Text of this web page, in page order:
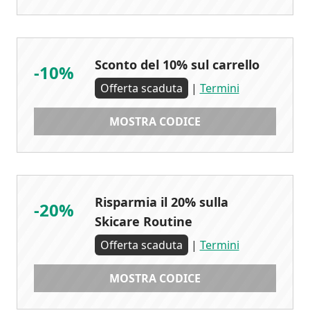
-10% Sconto del 10% sul carrello
Offerta scaduta | Termini
MOSTRA CODICE
-20%
Risparmia il 20% sulla
Skicare Routine
Offerta scaduta | Termini
MOSTRA CODICE